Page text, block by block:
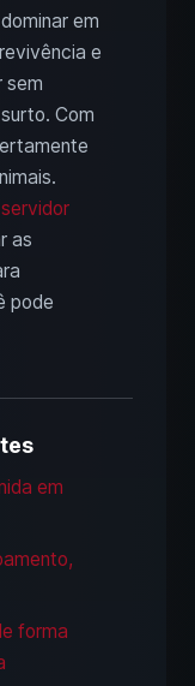
em
e
sem
Com
as
pode
em
forma